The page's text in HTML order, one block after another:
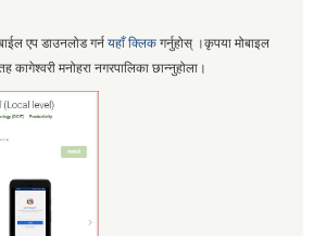
एप डाउनलोड गर्न यहाँ क्लिक गर्नुहोस् ।कृपया मोबाइल
कागेश्वरी मनोहरा नगरपालिका छान्नुहोला।